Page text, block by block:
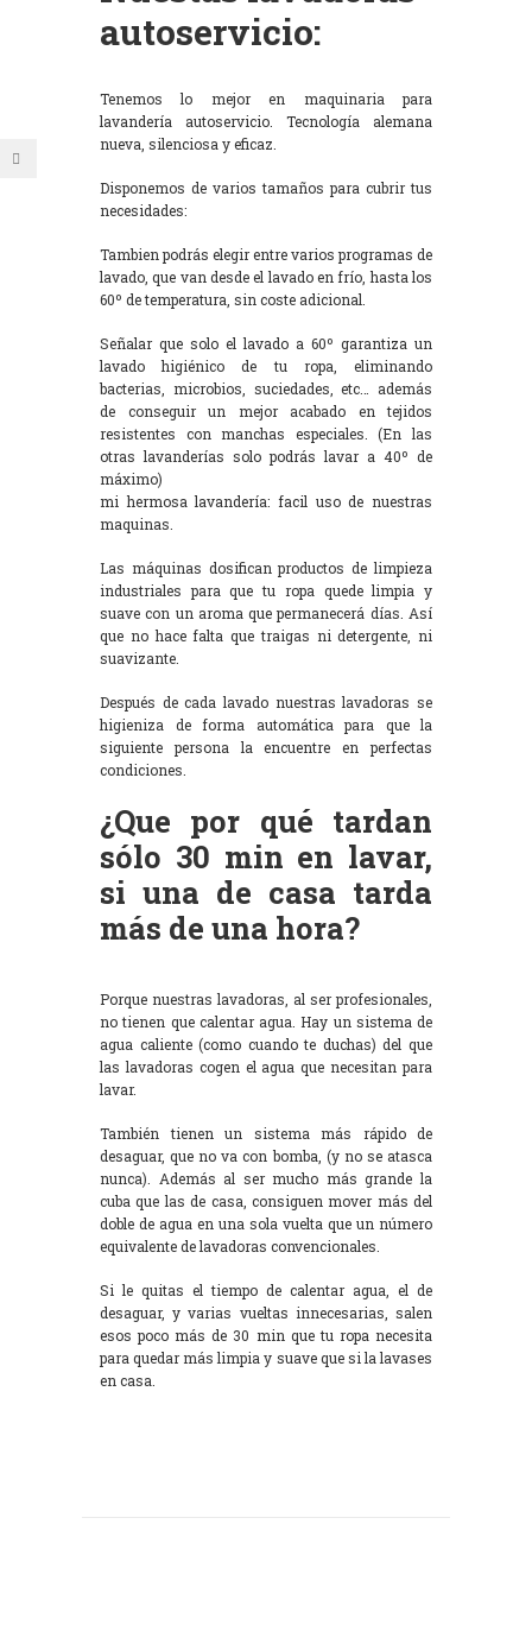
autoservicio:
Tenemos lo mejor en maquinaria para
lavandería autoservicio. Tecnología alemana
nueva, silenciosa y eficaz.
Disponemos de varios tamaños para cubrir tus
necesidades:
Tambien podrás elegir entre varios programas de
lavado, que van desde el lavado en frío, hasta los
60º de temperatura, sin coste adicional.
Señalar que solo el lavado a 60º garantiza un
lavado higiénico de tu ropa, eliminando
bacterias, microbios, suciedades, etc… además
de conseguir un mejor acabado en tejidos
resistentes con manchas especiales. (En las
otras lavanderías solo podrás lavar a 40º de
máximo)
mi hermosa lavandería: facil uso de nuestras
maquinas.
Las máquinas dosifican productos de limpieza
industriales para que tu ropa quede limpia y
suave con un aroma que permanecerá días. Así
que no hace falta que traigas ni detergente, ni
suavizante.
Después de cada lavado nuestras lavadoras se
higieniza de forma automática para que la
siguiente persona la encuentre en perfectas
condiciones.
¿Que por qué tardan
sólo 30 min en lavar,
si una de casa tarda
más de una hora?
Porque nuestras lavadoras, al ser profesionales,
no tienen que calentar agua. Hay un sistema de
agua caliente (como cuando te duchas) del que
las lavadoras cogen el agua que necesitan para
lavar.
También tienen un sistema más rápido de
desaguar, que no va con bomba, (y no se atasca
nunca). Además al ser mucho más grande la
cuba que las de casa, consiguen mover más del
doble de agua en una sola vuelta que un número
equivalente de lavadoras convencionales.
Si le quitas el tiempo de calentar agua, el de
desaguar, y varias vueltas innecesarias, salen
esos poco más de 30 min que tu ropa necesita
para quedar más limpia y suave que si la lavases
en casa.